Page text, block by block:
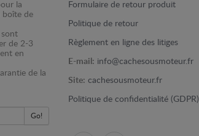
la
boîte de
sont
de 2-3
en
de la
Go!
Formulaire de retour produit
Politique de retour
Règlement en ligne des litiges
E-mail: info@cachesousmoteur.fr
Site: cachesousmoteur.fr
Politique de confidentialité (GDPR)